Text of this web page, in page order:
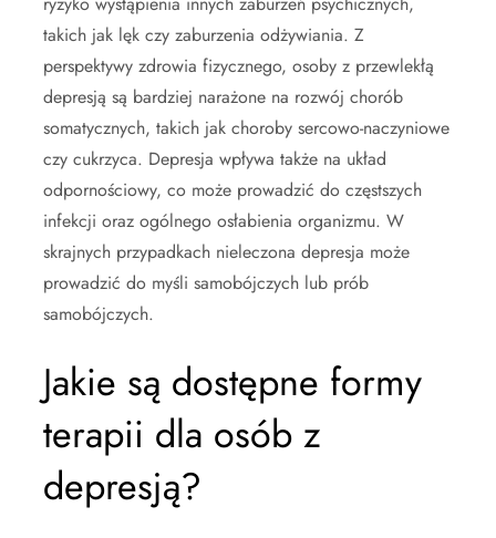
takich jak lęk czy zaburzenia odżywiania. Z
perspektywy zdrowia fizycznego, osoby z przewlekłą
depresją są bardziej narażone na rozwój chorób
somatycznych, takich jak choroby sercowo-naczyniowe
czy cukrzyca. Depresja wpływa także na układ
odpornościowy, co może prowadzić do częstszych
infekcji oraz ogólnego osłabienia organizmu. W
skrajnych przypadkach nieleczona depresja może
prowadzić do myśli samobójczych lub prób
samobójczych.
Jakie są dostępne formy
terapii dla osób z
depresją?